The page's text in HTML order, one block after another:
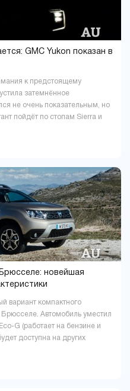
GMC Yukon показан в
к предстоящему
затемнённое
не очень показательным, но
пойдёт по стопам Sierra и
новейшая
вариант компактного
Брюсселе. Автомобиль уместил
G (работает на бензине и
доступна на других